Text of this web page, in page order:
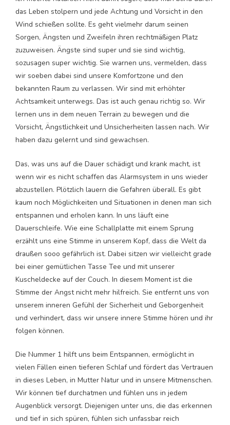
das Leben stolpern und jede Achtung und Vorsicht in den
Wind schießen sollte. Es geht vielmehr darum seinen
Sorgen, Ängsten und Zweifeln ihren rechtmäßigen Platz
zuzuweisen. Ängste sind super und sie sind wichtig,
sozusagen super wichtig. Sie warnen uns, vermelden, dass
wir soeben dabei sind unsere Komfortzone und den
bekannten Raum zu verlassen. Wir sind mit erhöhter
Achtsamkeit unterwegs. Das ist auch genau richtig so. Wir
lernen uns in dem neuen Terrain zu bewegen und die
Vorsicht, Ängstlichkeit und Unsicherheiten lassen nach. Wir
haben dazu gelernt und sind gewachsen.
Das, was uns auf die Dauer schädigt und krank macht, ist
wenn wir es nicht schaffen das Alarmsystem in uns wieder
abzustellen. Plötzlich lauern die Gefahren überall. Es gibt
kaum noch Möglichkeiten und Situationen in denen man sich
entspannen und erholen kann. In uns läuft eine
Dauerschleife. Wie eine Schallplatte mit einem Sprung
erzählt uns eine Stimme in unserem Kopf, dass die Welt da
draußen sooo gefährlich ist. Dabei sitzen wir vielleicht grade
bei einer gemütlichen Tasse Tee und mit unserer
Kuscheldecke auf der Couch. In diesem Moment ist die
Stimme der Angst nicht mehr hilfreich. Sie entfernt uns von
unserem inneren Gefühl der Sicherheit und Geborgenheit
und verhindert, dass wir unsere innere Stimme hören und ihr
folgen können.
Die Nummer 1 hilft uns beim Entspannen, ermöglicht in
vielen Fällen einen tieferen Schlaf und fördert das Vertrauen
in dieses Leben, in Mutter Natur und in unsere Mitmenschen.
Wir können tief durchatmen und fühlen uns in jedem
Augenblick versorgt. Diejenigen unter uns, die das erkennen
und tief in sich spüren, fühlen sich unfassbar reich